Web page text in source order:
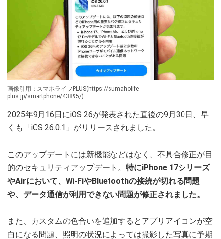
画像引用：スマホライフPLUS(https://sumaholife-
plus.jp/smartphone/43895/)
2025年9月16日にiOS 26が発表された直後の9月30日、早
くも「iOS 26.0.1」がリリースされました。
このアップデートには新機能などはなく、不具合修正が目
的のセキュリティアップデート。 特にiPhone 17シリーズ
やAirにおいて、Wi-FiやBluetoothの接続が切れる問題
や、データ通信が利用できない問題が修正されました。
また、カスタムの色合いを追加するとアプリアイコンが空
白になる問題、照明の状況によっては撮影した写真に予期